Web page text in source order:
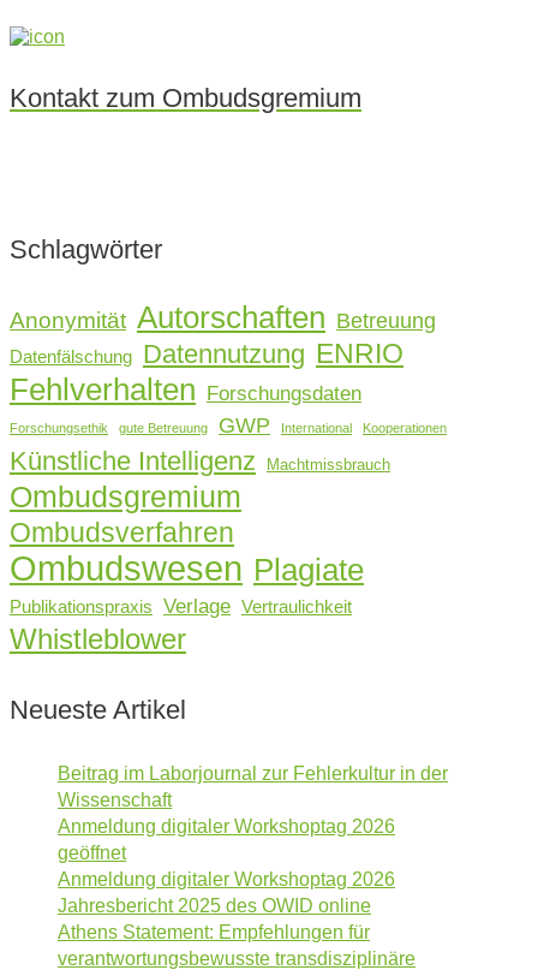
Kontakt zum Ombudsgremium
Schlagwörter
Anonymität Autorschaften Betreuung
Datenfälschung Datennutzung ENRIO
Fehlverhalten Forschungsdaten
Forschungsethik gute Betreuung GWP International Kooperationen
Künstliche Intelligenz Machtmissbrauch
Ombudsgremium
Ombudsverfahren
Ombudswesen Plagiate
Publikationspraxis Verlage Vertraulichkeit
Whistleblower
Neueste Artikel
Beitrag im Laborjournal zur Fehlerkultur in der
Wissenschaft
Anmeldung digitaler Workshoptag 2026
geöffnet
Anmeldung digitaler Workshoptag 2026
Jahresbericht 2025 des OWID online
Athens Statement: Empfehlungen für
verantwortungsbewusste transdisziplinäre